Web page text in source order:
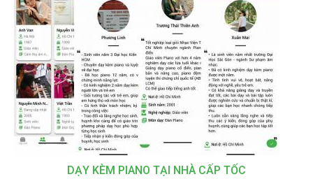
DẠY KÈM PIANO TẠI NHÀ CẤP TỐC